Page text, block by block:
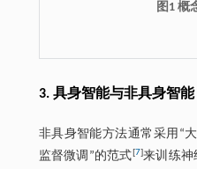
图1 概
3. 具身智能与非具身智能
非具身智能方法通常采用“
监督微调”的范式[7]来训练神